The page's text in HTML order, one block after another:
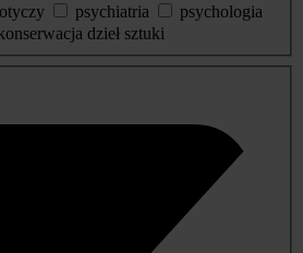
psychiatria
psychologia
dzieł sztuki